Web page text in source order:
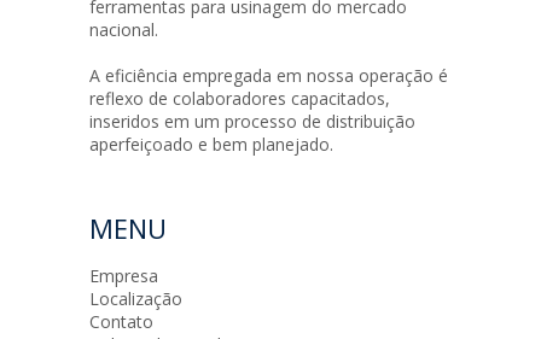
ferramentas para usinagem do mercado
nacional.
A eficiência empregada em nossa operação é
reflexo de colaboradores capacitados,
inseridos em um processo de distribuição
aperfeiçoado e bem planejado.
MENU
Empresa
Localização
Contato